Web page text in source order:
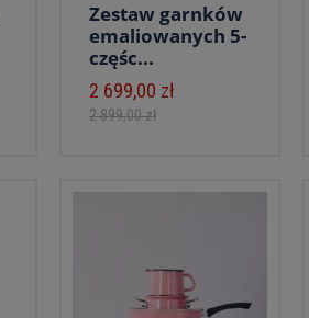
Zestaw garnków
emaliowanych 5-
częśc...
2 699,00 zł
2 899,00 zł